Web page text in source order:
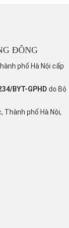
ĐÔNG
phố Hà Nội cấp
BYT-GPHD do Bộ
Thành phố Hà Nội,